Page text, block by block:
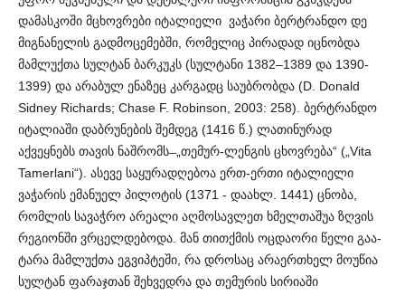
დამასკოში მცხოვრები იტალიელი ვაჭარი ბერტრანდო დე
მიგ­ნანელის გადმოცემებში, რომელიც პირადად იცნობდა
მამლ­უქთა სულტან ბარკუკს (სულტანი 1382–1389 და 1390-
1399) და არაბულ ენაზეც კარგადც საუბრობდა (D. Donald
Sidney Rich­ards; Chase F. Robinson, 2003: 258). ბერტრანდო
იტალიაში დაბრ­უნების შემდეგ (1416 წ.) ლათინურად
აქვეყნებს თავის ნაშრომს ̶ „თემურ-ლენ­გის ცხოვრება“ („Vita
Tamerlani“). ასევე საყურა­დ­ღ­ებოა ერთ-ერთი იტა­­ლიელი
ვაჭარის ემანუელ პილოტის (1371 - დაახლ. 1441) ცნ­ობა,
რომლის სავაჭრო არეალი აღმოსავლეთ ხმელთაშუა ზღ­ვის
რეგიონში ვრცელდებოდა. მან თითქმის ოცდაორი წელი გაა­
ტარა მამლუქთა ეგვიპტეში, რა დროსაც არაერთხელ მოუწია
სუ­ლ­ტან ფარაჯთან შეხვედრა და თემურის სირიაში